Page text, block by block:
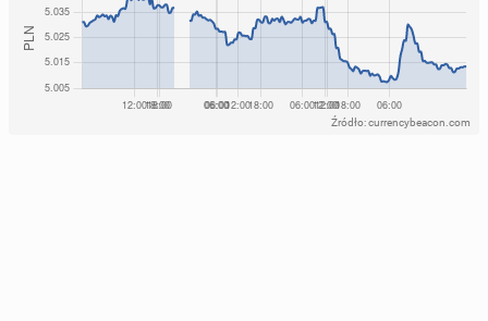
Źródło: currencybeacon.com